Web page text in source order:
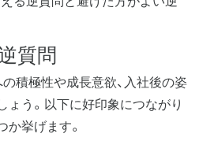
質問
積極性や成長意欲、入社後の姿
う。以下に好印象につながり
挙げます。